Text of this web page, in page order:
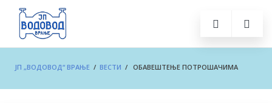
ЈП „ВОДОВОД“ ВРАЊЕ / ВЕСТИ / ОБАВЕШТЕЊЕ ПОТРОШАЧИМА